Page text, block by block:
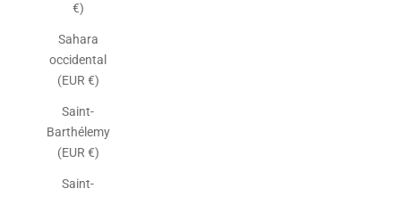
€)
Sahara
occidental
(EUR €)
Saint-
Barthélemy
(EUR €)
Saint-